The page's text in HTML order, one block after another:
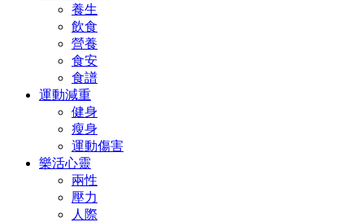
養生
飲食
營養
食安
食譜
運動減重
健身
瘦身
運動傷害
樂活心靈
兩性
壓力
人際